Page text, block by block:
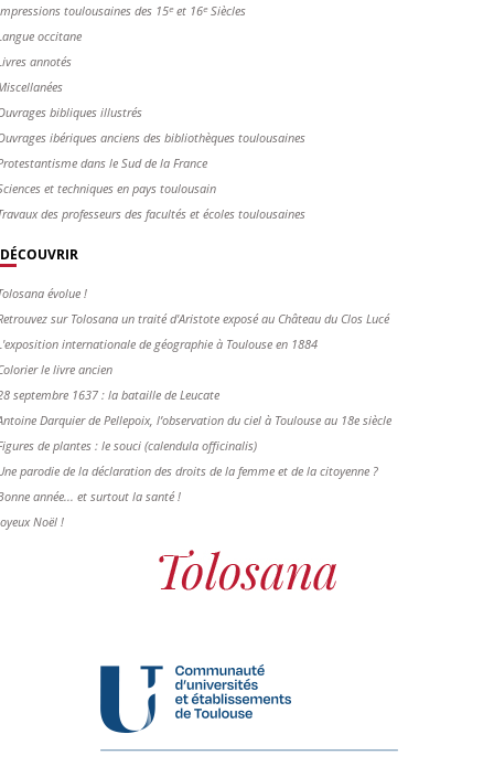
toulousaines des 15ᵉ et 16ᵉ Siècles
occitane
annotés
bibliques illustrés
ibériques anciens des bibliothèques toulousaines
dans le Sud de la France
et techniques en pays toulousain
des professeurs des facultés et écoles toulousaines
DÉCOUVRIR
évolue !
sur Tolosana un traité d'Aristote exposé au Château du Clos Lucé
internationale de géographie à Toulouse en 1884
le livre ancien
septembre 1637 : la bataille de Leucate
Darquier de Pellepoix, l’observation du ciel à Toulouse au 18e siècle
de plantes : le souci (calendula officinalis)
parodie de la déclaration des droits de la femme et de la citoyenne ?
année... et surtout la santé !
Noël !